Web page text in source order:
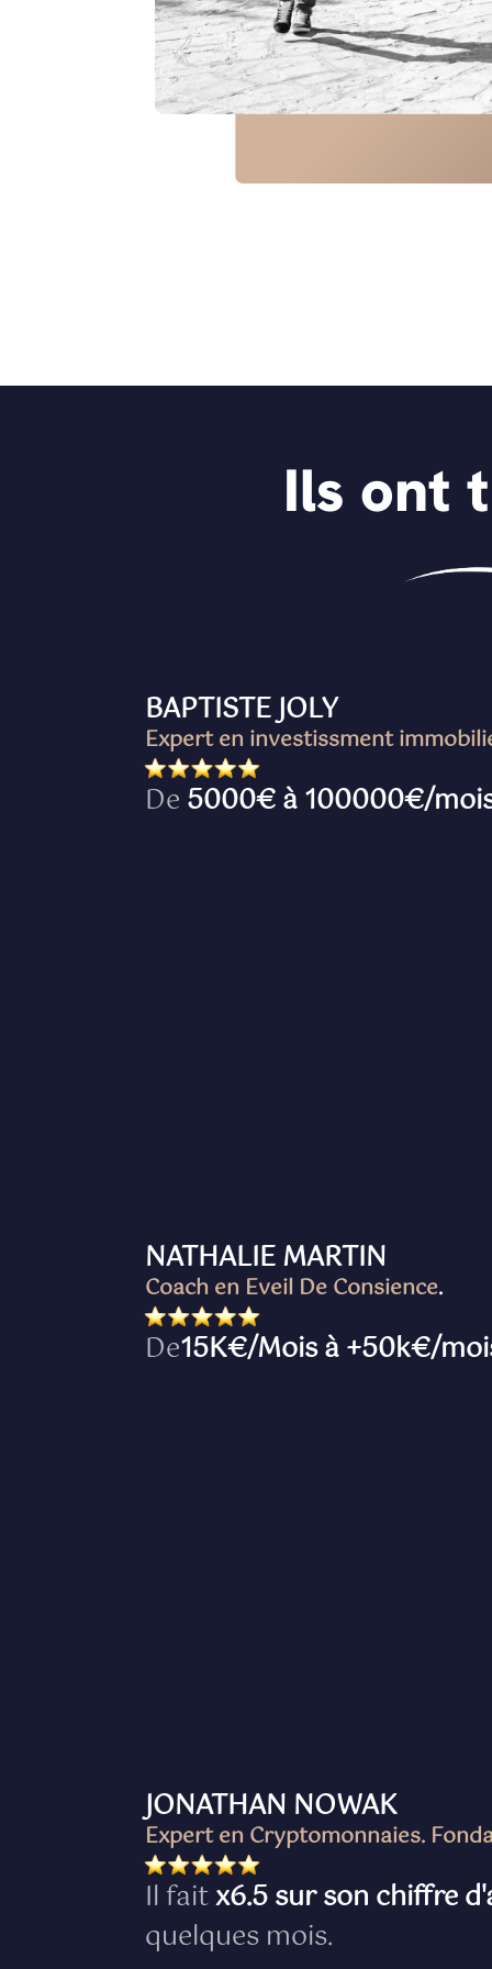
Ils ont
BAPTISTE JOLY
Expert en investissment
De 5000€ à 100000€/
NATHALIE MARTIN
Coach en Eveil De Consience.
De15K€/Mois à +50k€/
JONATHAN NOWAK
Expert en Cryptomonnaies.
Il faitx6.5 sur son chiffre
quelques mois.